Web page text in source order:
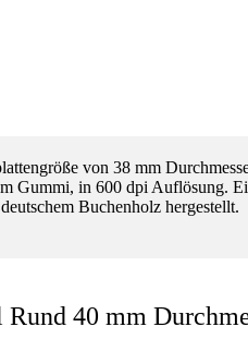
von 38 mm
Gummi, in 600 dpi Auflösung.
Buchenholz hergestellt.
40 mm